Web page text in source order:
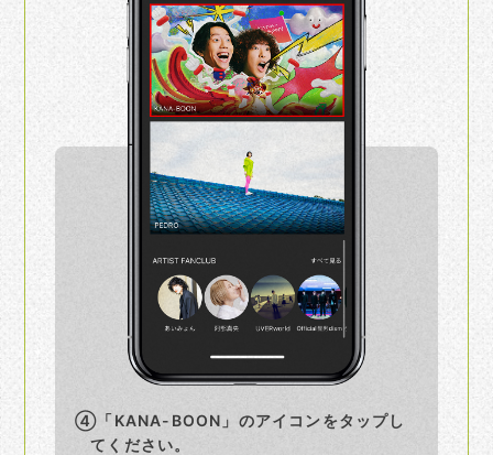
④「KANA-BOON」のアイコンをタップし
てください。